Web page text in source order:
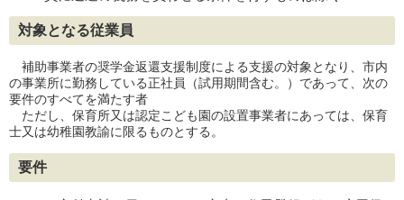
対象となる従業員
補助事業者の奨学金返還支援制度による支援の対象となり、市内
の事業所に勤務している正社員（試用期間含む。）であって、次の
要件のすべてを満たす者
ただし、保育所又は認定こども園の設置事業者にあっては、保育
士又は幼稚園教諭に限るものとする。
要件